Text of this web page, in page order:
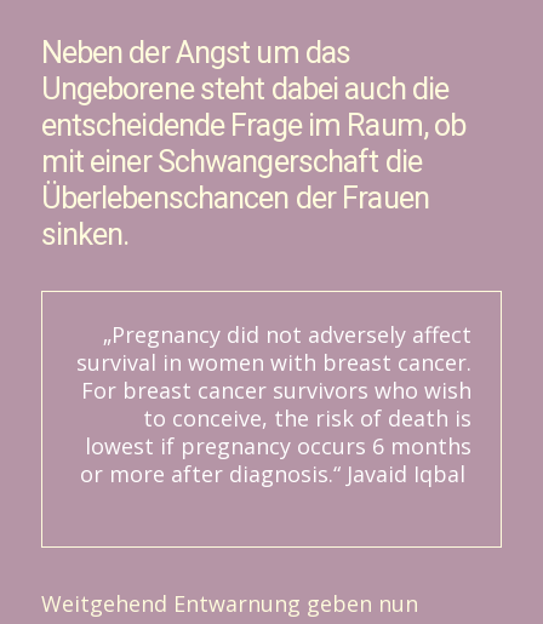
Neben der Angst um das
Ungeborene steht dabei auch die
entscheidende Frage im Raum, ob
mit einer Schwangerschaft die
Überlebenschancen der Frauen
sinken.
„Pregnancy did not adversely affect
survival in women with breast cancer.
For breast cancer survivors who wish
to conceive, the risk of death is
lowest if pregnancy occurs 6 months
or more after diagnosis.“ Javaid Iqbal
Weitgehend Entwarnung geben nun